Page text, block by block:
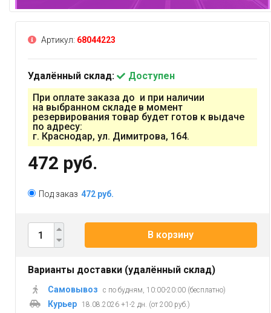
Артикул: 68044223
Удалённый склад:
Доступен
При оплате заказа до и при наличии
на выбранном складе в момент
резервирования товар будет готов к выдаче
по адресу:
г. Краснодар, ул. Димитрова, 164.
472 руб.
Под заказ 472 руб.
В корзину
Варианты доставки (удалённый склад)
Самовывоз с по будням, 10:00-20:00 (бесплатно)
Курьер 18.08.2026 +1-2 дн. (от 200 руб.)